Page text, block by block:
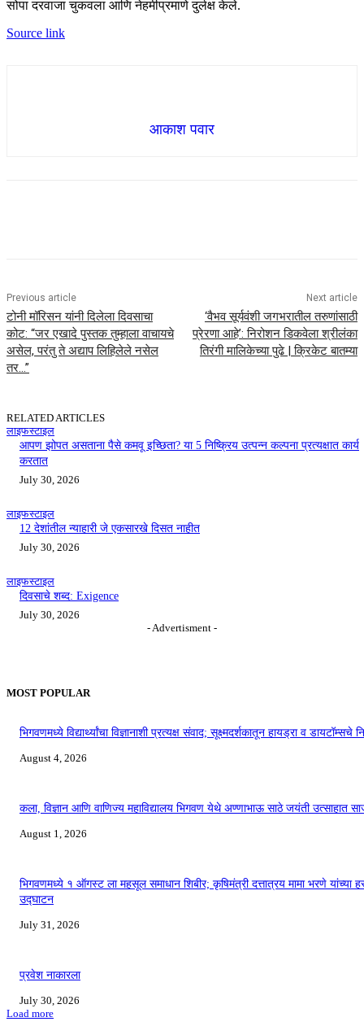
सोपा दरवाजा चुकवला आणि नेहमीप्रमाणे दुर्लक्ष केले.
Source link
आकाश पवार
Previous article
टोनी मॉरिसन यांनी दिलेला दिवसाचा
कोट: “जर एखादे पुस्तक तुम्हाला वाचायचे
असेल, परंतु ते अद्याप लिहिलेले नसेल
तर…”
Next article
‘वैभव सूर्यवंशी जगभरातील तरुणांसाठी
प्रेरणा आहे’: निरोशन डिकवेला श्रीलंका
तिरंगी मालिकेच्या पुढे | क्रिकेट बातम्या
RELATED ARTICLES
लाइफस्टाइल
आपण झोपत असताना पैसे कमवू इच्छिता? या 5 निष्क्रिय उत्पन्न कल्पना प्रत्यक्षात कार्य
करतात
July 30, 2026
लाइफस्टाइल
12 देशांतील न्याहारी जे एकसारखे दिसत नाहीत
July 30, 2026
लाइफस्टाइल
दिवसाचे शब्द: Exigence
July 30, 2026
- Advertisment -
MOST POPULAR
भिगवणमध्ये विद्यार्थ्यांचा विज्ञानाशी प्रत्यक्ष संवाद; सूक्ष्मदर्शकातून हायड्रा व डायटॉम्सचे
August 4, 2026
कला, विज्ञान आणि वाणिज्य महाविद्यालय भिगवण येथे अण्णाभाऊ साठे जयंती उत्साहात
August 1, 2026
भिगवणमध्ये १ ऑगस्ट ला महसूल समाधान शिबीर; कृषिमंत्री दत्तात्रय मामा भरणे यांच्या
उद्घाटन
July 31, 2026
प्रवेश नाकारला
July 30, 2026
Load more